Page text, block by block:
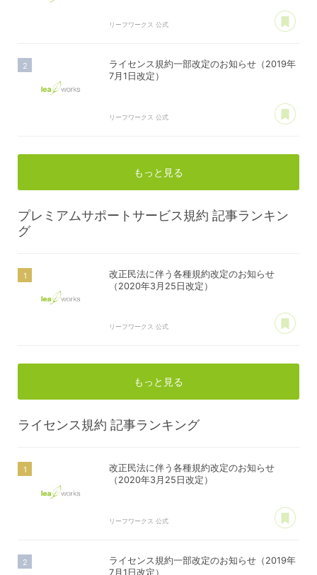
リーフワークス 公式
ライセンス規約一部改定のお知らせ（2019年
7月1日改定）
リーフワークス 公式
もっと見る
プレミアムサポートサービス規約 記事ランキン
グ
改正民法に伴う各種規約改定のお知らせ
（2020年3月25日改定）
リーフワークス 公式
もっと見る
ライセンス規約 記事ランキング
改正民法に伴う各種規約改定のお知らせ
（2020年3月25日改定）
リーフワークス 公式
ライセンス規約一部改定のお知らせ（2019年
7月1日改定）